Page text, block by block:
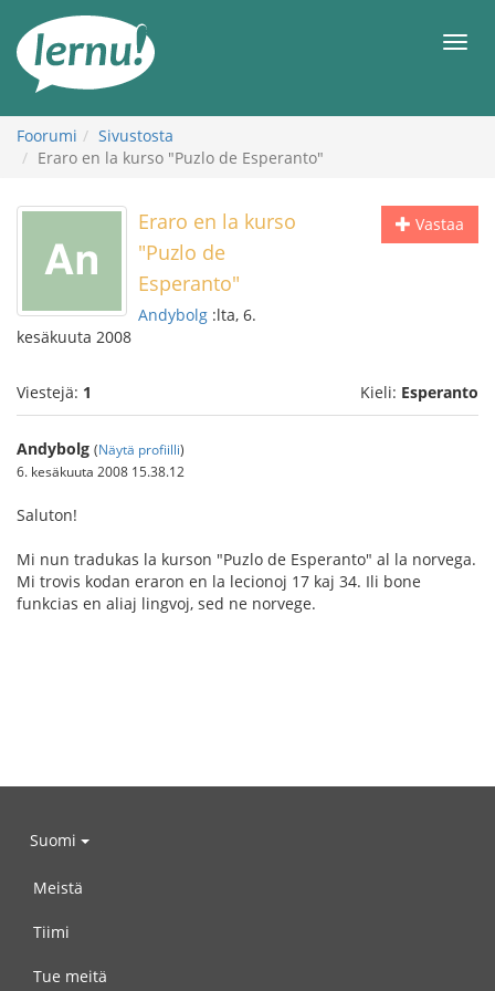
sisältöön
Foorumi
Sivustosta
Eraro en la kurso "Puzlo de Esperanto"
Vastaa
Eraro en la kurso
"Puzlo de
Esperanto"
Andybolg :lta, 6.
kesäkuuta 2008
Viestejä: 1 Kieli: Esperanto
Andybolg (Näytä profiilli)
6. kesäkuuta 2008 15.38.12
Saluton!
Mi nun tradukas la kurson "Puzlo de Esperanto" al la norvega.
Mi trovis kodan eraron en la lecionoj 17 kaj 34. Ili bone
funkcias en aliaj lingvoj, sed ne norvege.
Suomi
Meistä
Tiimi
Tue meitä